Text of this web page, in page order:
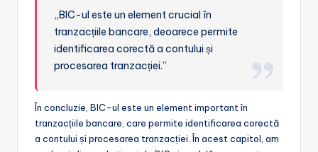
„BIC-ul este un element crucial în
tranzacțiile bancare, deoarece permite
identificarea corectă a contului și
procesarea tranzacției.”
În concluzie, BIC-ul este un element important în
tranzacțiile bancare, care permite identificarea corectă
a contului și procesarea tranzacției. În acest capitol, am